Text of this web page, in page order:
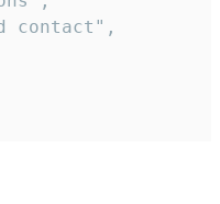
contact",